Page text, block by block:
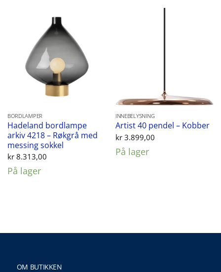
BORDLAMPER
Hadeland bordlampe
arkiv 4218 – Røkgrå med
messing sokkel
kr8.313,00
På lager
INNEBELYSNING
Artist 40 pendel – Kobber
kr3.899,00
På lager
OM BUTIKKEN